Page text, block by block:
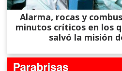
Alarma, rocas y
minutos críticos en los
salvó la misión